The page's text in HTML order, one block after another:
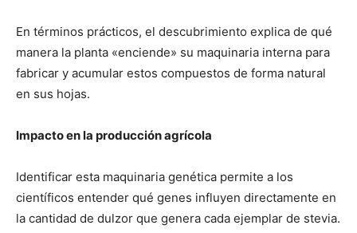
En términos prácticos, el descubrimiento explica de qué
manera la planta «enciende» su maquinaria interna para
fabricar y acumular estos compuestos de forma natural
en sus hojas.
Impacto en la producción agrícola
Identificar esta maquinaria genética permite a los
científicos entender qué genes influyen directamente en
la cantidad de dulzor que genera cada ejemplar de stevia.